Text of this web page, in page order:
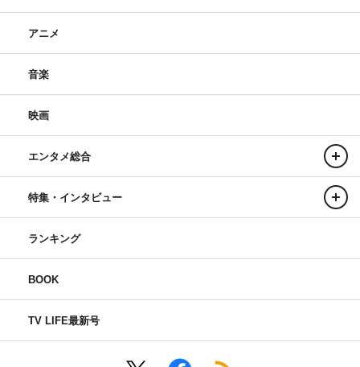
アニメ
音楽
映画
エンタメ総合
特集・インタビュー
ランキング
BOOK
TV LIFE最新号